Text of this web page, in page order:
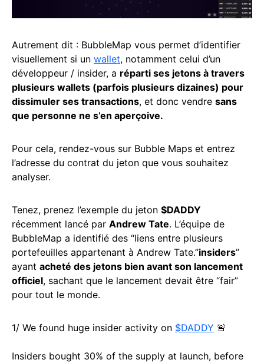
Autrement dit : BubbleMap vous permet d’identifier
visuellement si un wallet, notamment celui d’un
développeur / insider, a réparti ses jetons à travers
plusieurs wallets (parfois plusieurs dizaines) pour
dissimuler ses transactions, et donc vendre sans
que personne ne s’en aperçoive.
Pour cela, rendez-vous sur Bubble Maps et entrez
l’adresse du contrat du jeton que vous souhaitez
analyser.
Tenez, prenez l’exemple du jeton $DADDY
récemment lancé par Andrew Tate. L’équipe de
BubbleMap a identifié des “liens entre plusieurs
portefeuilles appartenant à Andrew Tate.”insiders”
ayant acheté des jetons bien avant son lancement
officiel, sachant que le lancement devait être “fair”
pour tout le monde.
1/ We found huge insider activity on $DADDY 🚨
Insiders bought 30% of the supply at launch, before